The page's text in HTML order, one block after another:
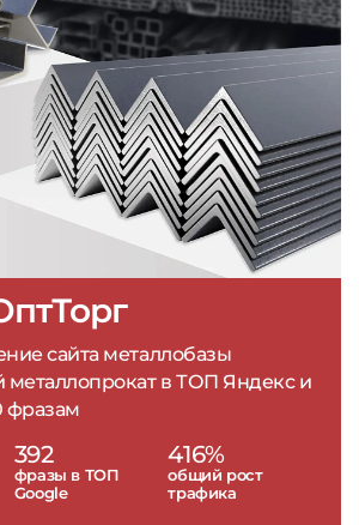
сайта металлобазы
металлопрокат в ТОП Яндекс и
фразам
392
фразы в ТОП
Google
416%
общий рост
трафика